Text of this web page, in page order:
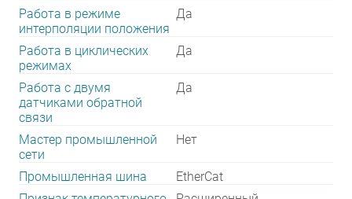
Работа в режиме
интерполяции положения
Да
Работа в циклических
режимах
Да
Работа с двумя
датчиками обратной
связи
Да
Мастер промышленной
сети
Нет
Промышленная шина
EtherCat